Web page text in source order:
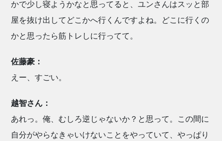
かで少し寝ようかなと思ってると、ユンさんはスッと部
屋を抜け出してどこかへ行くんですよね。どこに行くの
かと思ったら筋トレしに行ってて。
佐藤豪：
えー、すごい。
越智さん：
あれっ。俺、むしろ逆じゃないか？と思って。この間に
自分がやらなきゃいけないことをやっていて、やっぱり